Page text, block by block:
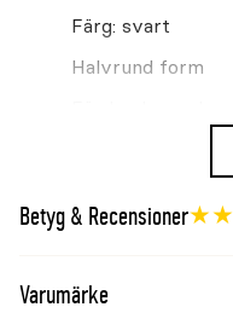
Färg: svart
Halvrund form
Finns i flera storlekar:
Betyg & Recensioner
Varumärke